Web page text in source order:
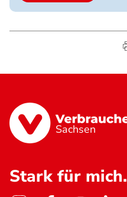
Sachsen
Stark für mich.